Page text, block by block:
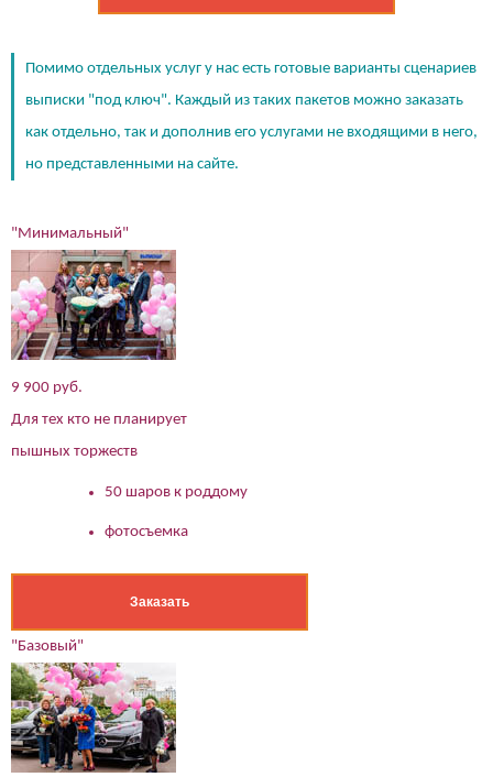
Помимо отдельных услуг у нас есть готовые варианты сценариев
выписки "под ключ". Каждый из таких пакетов можно заказать
как отдельно, так и дополнив его услугами не входящими в него,
но представленными на сайте.
"Минимальный"
9 900 руб.
Для тех кто не планирует
пышных торжеств
50 шаров к роддому
фотосъемка
Заказать
"Базовый"